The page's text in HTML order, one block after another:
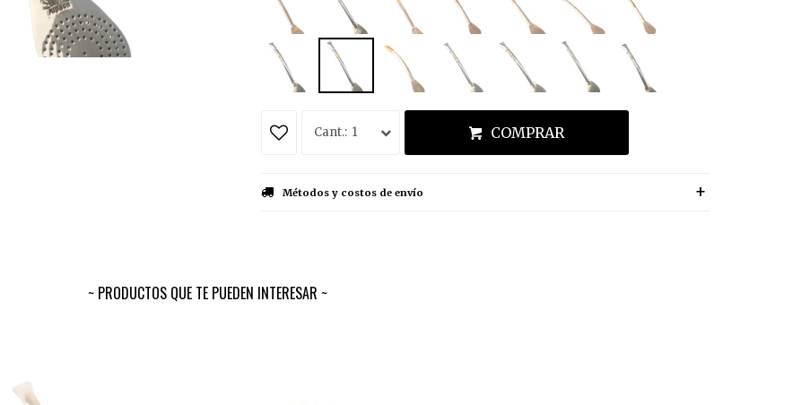
1 COMPRAR
Métodos y costos de envío
PRODUCTOS QUE TE PUEDEN INTERESAR